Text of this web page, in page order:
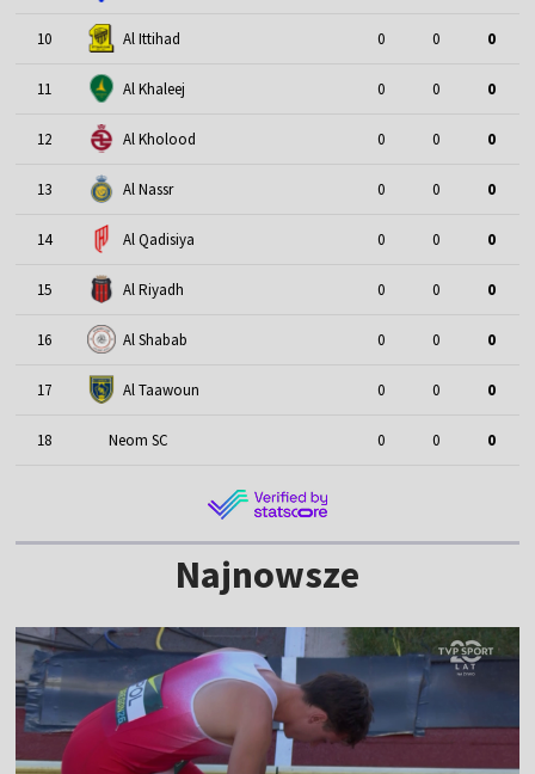
10 Al Ittihad 0 0 0
11 Al Khaleej 0 0 0
12 Al Kholood 0 0 0
13 Al Nassr 0 0 0
14 Al Qadisiya 0 0 0
15 Al Riyadh 0 0 0
16 Al Shabab 0 0 0
17 Al Taawoun 0 0 0
18 Neom SC 0 0 0
Najnowsze